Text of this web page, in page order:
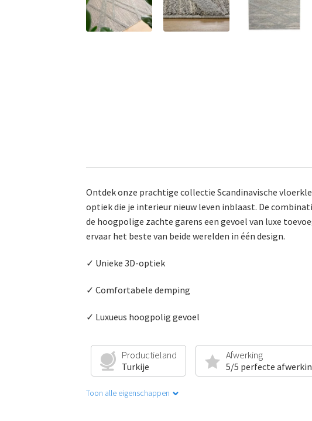
Ontdek onze prachtige collectie Scandinavische
optiek die je interieur nieuw leven inblaast. De
de hoogpolige zachte garens een gevoel van luxe
ervaar het beste van beide werelden in één design.
✓ Unieke 3D-optiek
✓ Comfortabele demping
✓ Luxueus hoogpolig gevoel
Productieland
Turkije
Afwerking
5/5 perfecte
Toon alle eigenschappen